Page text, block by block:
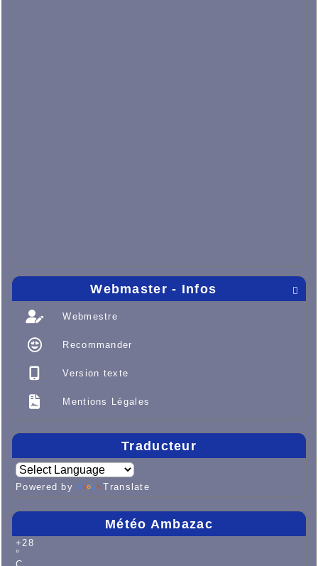

Webmaster - Infos
Webmestre
Recommander
Version texte
Mentions Légales
Traducteur
Powered by Translate
Météo Ambazac
+ 28
°